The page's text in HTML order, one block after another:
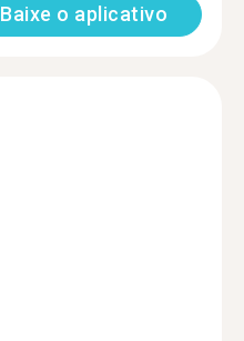
Baixe o aplicativo